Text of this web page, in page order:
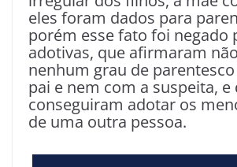
eles foram dados para
porém esse fato foi negado
adotivas, que afirmaram
nenhum grau de
pai e nem com a suspeita, e
conseguiram adotar os
de uma outra pessoa.